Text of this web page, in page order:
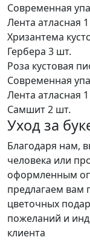
Современная
Лента атласная
Хризантема
Гербера 3 шт.
Роза кустовая
Современная
Лента атласная
Самшит2 шт.
Уход за
Благодаря нам,
человека или
оформленным
предлагаем вам
цветочных
пожеланий и
клиента